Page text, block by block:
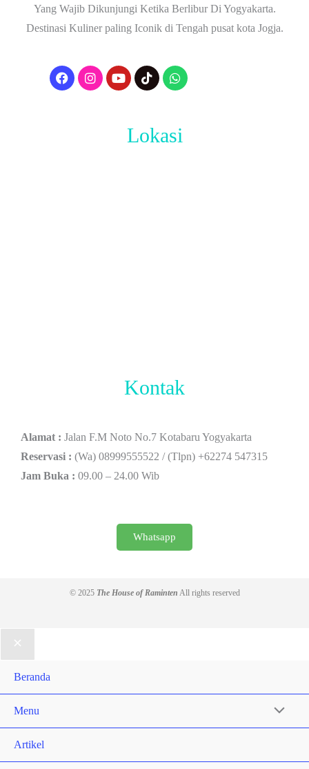
Yang Wajib Dikunjungi Ketika Berlibur Di Yogyakarta.
Destinasi Kuliner paling Iconik di Tengah pusat kota Jogja.
Lokasi
Kontak
Alamat : Jalan F.M Noto No.7 Kotabaru Yogyakarta
Reservasi : (Wa) 08999555522 / (Tlpn) +62274 547315
Jam Buka : 09.00 – 24.00 Wib
Whatsapp
© 2025 The House of Raminten All rights reserved
Beranda
Menu
Artikel